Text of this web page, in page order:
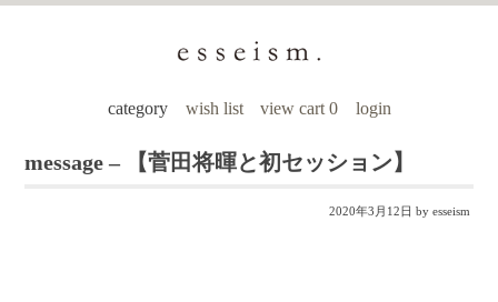
category wish list view cart 0 login
message – 【菅田将暉と初セッション】
2020年3月12日 by esseism